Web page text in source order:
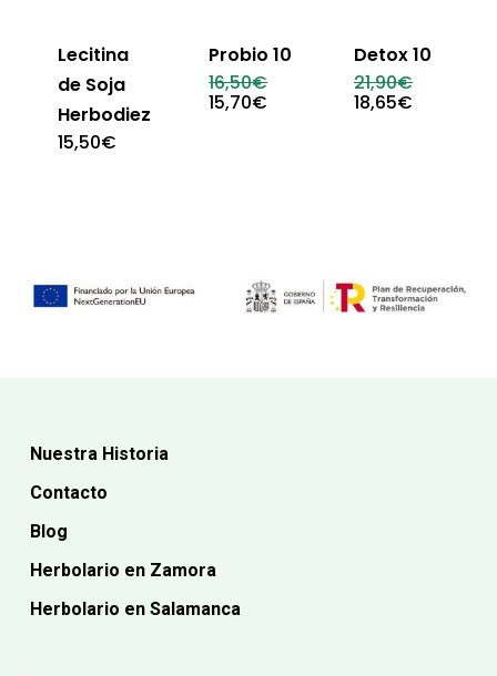
Lecitina
de Soja
Herbodiez
15,50€
Probio 10
16,50€El
15,70€
Detox 10
21,90€El
18,65€
Nuestra Historia
Contacto
Blog
Herbolario en Zamora
Herbolario en Salamanca